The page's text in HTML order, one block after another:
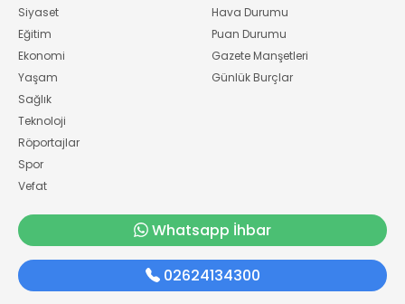
Siyaset
Eğitim
Ekonomi
Yaşam
Sağlık
Teknoloji
Röportajlar
Spor
Vefat
Hava Durumu
Puan Durumu
Gazete Manşetleri
Günlük Burçlar
Whatsapp İhbar
02624134300